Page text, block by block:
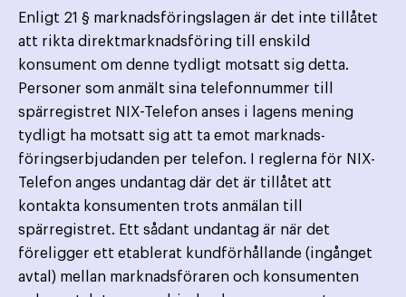
Enligt 21 § marknadsföringslagen är det inte tillåtet
att rikta direktmarknadsföring till enskild
konsument om denne tydligt motsatt sig detta.
Personer som anmält sina telefonnummer till
spärregistret NIX-Telefon anses i lagens mening
tydligt ha motsatt sig att ta emot marknads­
föringserbjudanden per telefon. I reglerna för NIX-
Telefon anges undantag där det är tillåtet att
kontakta konsumenten trots anmälan till
spärregistret. Ett sådant undantag är när det
föreligger ett etablerat kundförhållande (ingånget
avtal) mellan marknads­föraren och konsumenten